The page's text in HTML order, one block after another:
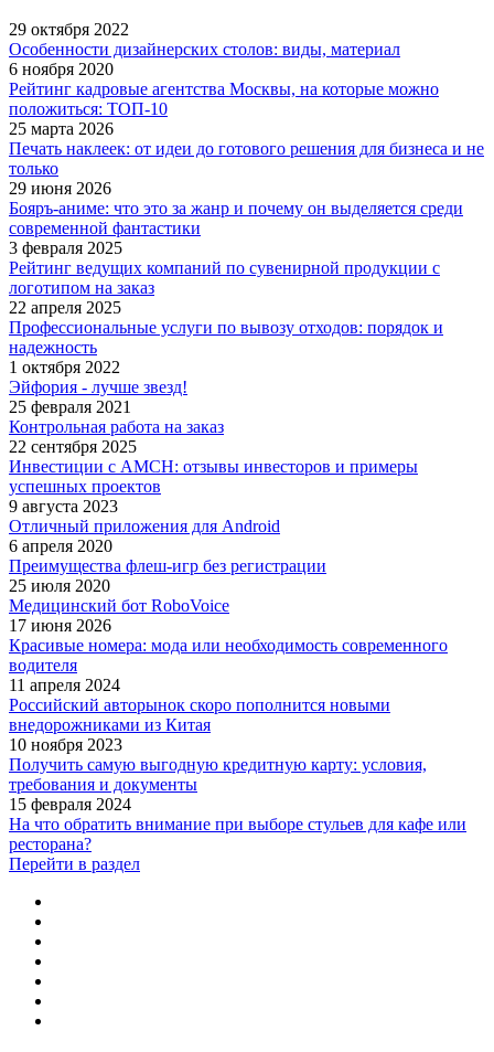
29 октября 2022
Особенности дизайнерских столов: виды, материал
6 ноября 2020
Рейтинг кадровые агентства Москвы, на которые можно
положиться: ТОП-10
25 марта 2026
Печать наклеек: от идеи до готового решения для бизнеса и не
только
29 июня 2026
Бояръ-аниме: что это за жанр и почему он выделяется среди
современной фантастики
3 февраля 2025
Рейтинг ведущих компаний по сувенирной продукции с
логотипом на заказ
22 апреля 2025
Профессиональные услуги по вывозу отходов: порядок и
надежность
1 октября 2022
Эйфория - лучше звезд!
25 февраля 2021
Контрольная работа на заказ
22 сентября 2025
Инвестиции с AMCH: отзывы инвесторов и примеры
успешных проектов
9 августа 2023
Отличный приложения для Android
6 апреля 2020
Преимущества флеш-игр без регистрации
25 июля 2020
Медицинский бот RoboVoice
17 июня 2026
Красивые номера: мода или необходимость современного
водителя
11 апреля 2024
Российский авторынок скоро пополнится новыми
внедорожниками из Китая
10 ноября 2023
Получить самую выгодную кредитную карту: условия,
требования и документы
15 февраля 2024
На что обратить внимание при выборе стульев для кафе или
ресторана?
Перейти в раздел